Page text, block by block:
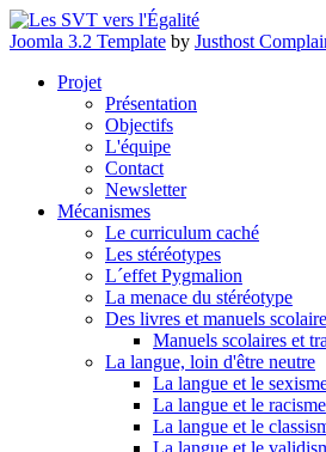
Joomla 3.2 Template by Justhost
Projet
Présentation
Objectifs
L'équipe
Contact
Newsletter
Mécanismes
Le curriculum caché
Les stéréotypes
L´effet Pygmalion
La menace du stéréotype
Des livres et manuels
Manuels scolaires et
La langue, loin d'être neutre
La langue et le
La langue et le racisme
La langue et le
La langue et le